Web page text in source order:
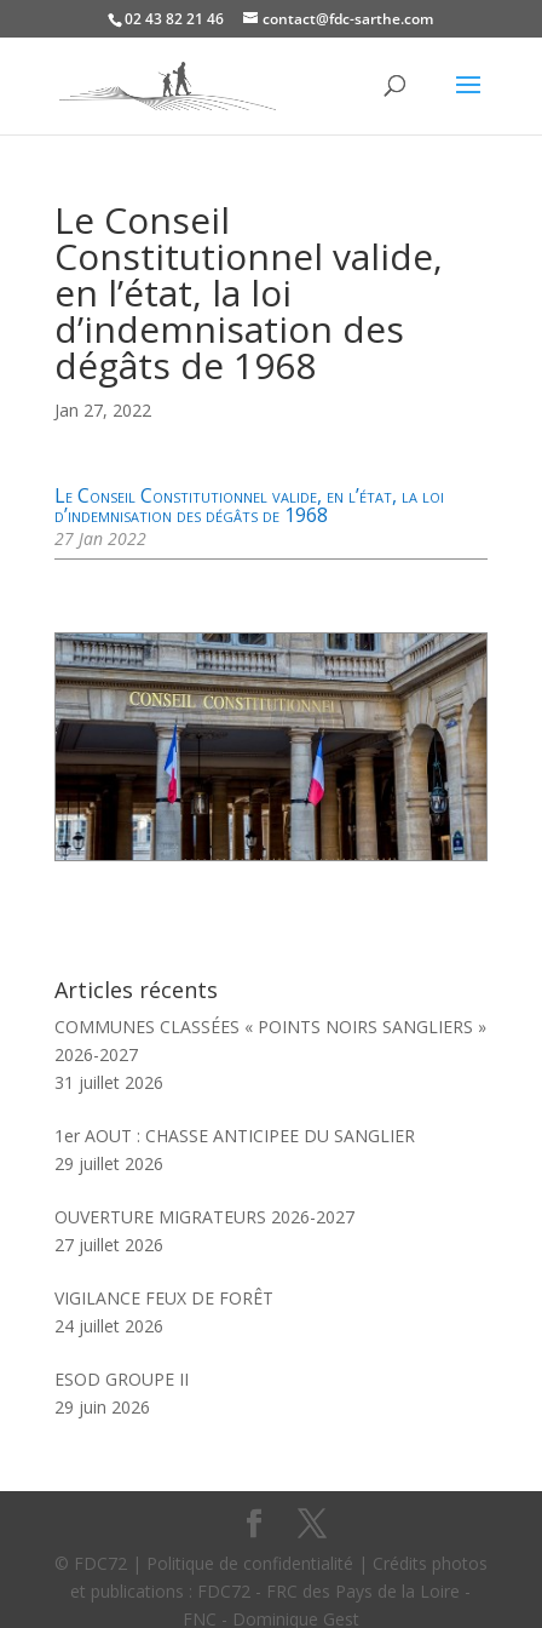
02 43 82 21 46 contact@fdc-sarthe.com
Le Conseil
Constitutionnel valide,
en l’état, la loi
d’indemnisation des
dégâts de 1968
Jan 27, 2022
Le Conseil Constitutionnel valide, en l’état, la loi
d’indemnisation des dégâts de 1968
27 Jan 2022
Articles récents
COMMUNES CLASSÉES « POINTS NOIRS SANGLIERS »
2026-2027
31 juillet 2026
1er AOUT : CHASSE ANTICIPEE DU SANGLIER
29 juillet 2026
OUVERTURE MIGRATEURS 2026-2027
27 juillet 2026
VIGILANCE FEUX DE FORÊT
24 juillet 2026
ESOD GROUPE II
29 juin 2026
© FDC72 | Politique de confidentialité | Crédits photos
et publications : FDC72 - FRC des Pays de la Loire -
FNC - Dominique Gest